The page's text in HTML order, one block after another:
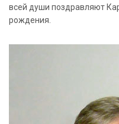
всей души поздравляют
рождения.